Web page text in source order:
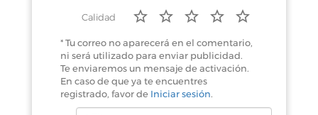
Calidad
* Tu correo no aparecerá en el comentario,
ni será utilizado para enviar publicidad.
Te enviaremos un mensaje de activación.
En caso de que ya te encuentres
registrado, favor de Iniciar sesión.